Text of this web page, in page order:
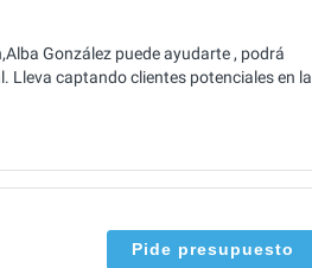
González puede ayudarte , podrá
Lleva captando clientes potenciales en la
Pide presupuesto